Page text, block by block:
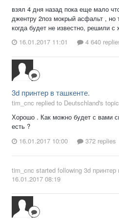
взял 4 дня назад пока еще мало
джентру 2поз мокрый асфальт , но
когда будет не известно, решили с
16.01.2017 11:01
4 640
3d принтер в ташкенте.
tim_cnc replied to Deutschland's
Хорошо . Как можно будет с вами
есть ?
16.01.2017 10:00
372 replies
tim_cnc started following 3d принтер
16.01.2017 08:19